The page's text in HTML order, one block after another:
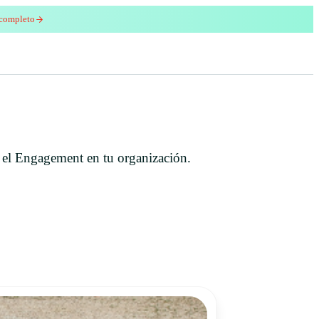
Engagement en tu organización.